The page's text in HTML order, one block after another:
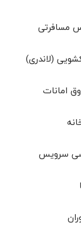
مسافرتی
(لاندری)
امانات
سرویس